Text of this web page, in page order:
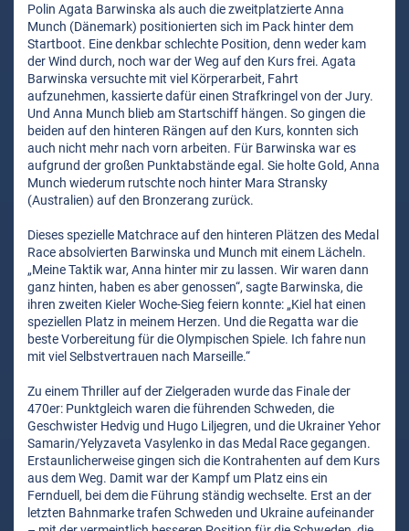
Polin Agata Barwinska als auch die zweitplatzierte Anna
Munch (Dänemark) positionierten sich im Pack hinter dem
Startboot. Eine denkbar schlechte Position, denn weder kam
der Wind durch, noch war der Weg auf den Kurs frei. Agata
Barwinska versuchte mit viel Körperarbeit, Fahrt
aufzunehmen, kassierte dafür einen Strafkringel von der Jury.
Und Anna Munch blieb am Startschiff hängen. So gingen die
beiden auf den hinteren Rängen auf den Kurs, konnten sich
auch nicht mehr nach vorn arbeiten. Für Barwinska war es
aufgrund der großen Punktabstände egal. Sie holte Gold, Anna
Munch wiederum rutschte noch hinter Mara Stransky
(Australien) auf den Bronzerang zurück.
Dieses spezielle Matchrace auf den hinteren Plätzen des Medal
Race absolvierten Barwinska und Munch mit einem Lächeln.
„Meine Taktik war, Anna hinter mir zu lassen. Wir waren dann
ganz hinten, haben es aber genossen“, sagte Barwinska, die
ihren zweiten Kieler Woche-Sieg feiern konnte: „Kiel hat einen
speziellen Platz in meinem Herzen. Und die Regatta war die
beste Vorbereitung für die Olympischen Spiele. Ich fahre nun
mit viel Selbstvertrauen nach Marseille.“
Zu einem Thriller auf der Zielgeraden wurde das Finale der
470er: Punktgleich waren die führenden Schweden, die
Geschwister Hedvig und Hugo Liljegren, und die Ukrainer Yehor
Samarin/Yelyzaveta Vasylenko in das Medal Race gegangen.
Erstaunlicherweise gingen sich die Kontrahenten auf dem Kurs
aus dem Weg. Damit war der Kampf um Platz eins ein
Fernduell, bei dem die Führung ständig wechselte. Erst an der
letzten Bahnmarke trafen Schweden und Ukraine aufeinander